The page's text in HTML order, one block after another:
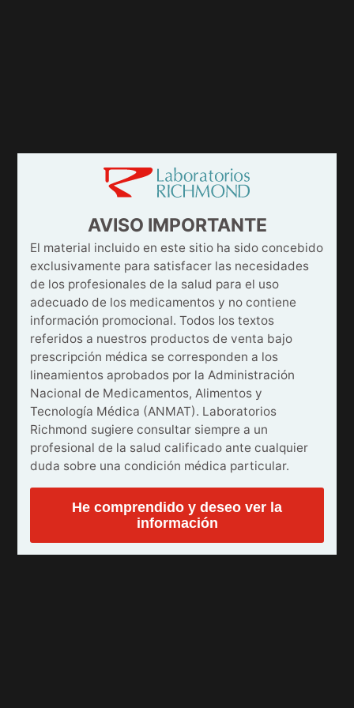
AVISO IMPORTANTE
El material incluido en este sitio ha sido concebido
exclusivamente para satisfacer las necesidades
de los profesionales de la salud para el uso
adecuado de los medicamentos y no contiene
información promocional. Todos los textos
referidos a nuestros productos de venta bajo
prescripción médica se corresponden a los
lineamientos aprobados por la Administración
Nacional de Medicamentos, Alimentos y
Tecnología Médica (ANMAT). Laboratorios
Richmond sugiere consultar siempre a un
profesional de la salud calificado ante cualquier
duda sobre una condición médica particular.
He comprendido y deseo ver la
información